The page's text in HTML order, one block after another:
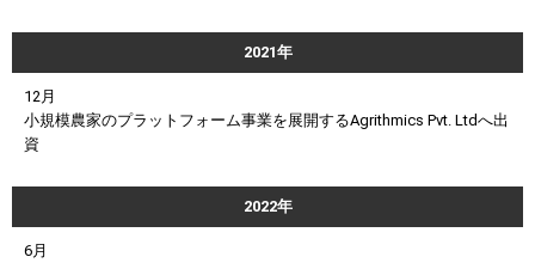
2021年
12月
小規模農家のプラットフォーム事業を展開するAgrithmics Pvt. Ltdへ出
資
2022年
6月